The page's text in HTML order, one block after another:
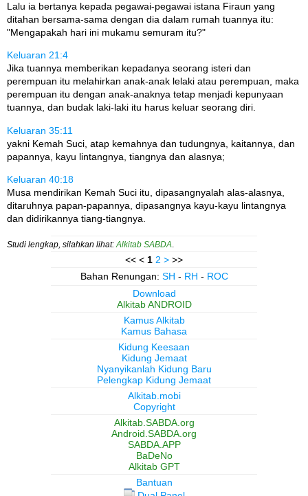
Lalu ia bertanya kepada pegawai-pegawai istana Firaun yang
ditahan bersama-sama dengan dia dalam rumah tuannya itu:
"Mengapakah hari ini mukamu semuram itu?"
Keluaran 21:4
Jika tuannya memberikan kepadanya seorang isteri dan
perempuan itu melahirkan anak-anak lelaki atau perempuan, maka
perempuan itu dengan anak-anaknya tetap menjadi kepunyaan
tuannya, dan budak laki-laki itu harus keluar seorang diri.
Keluaran 35:11
yakni Kemah Suci, atap kemahnya dan tudungnya, kaitannya, dan
papannya, kayu lintangnya, tiangnya dan alasnya;
Keluaran 40:18
Musa mendirikan Kemah Suci itu, dipasangnyalah alas-alasnya,
ditaruhnya papan-papannya, dipasangnya kayu-kayu lintangnya
dan didirikannya tiang-tiangnya.
Studi lengkap, silahkan lihat: Alkitab SABDA
<< < 1 2 > >>
Bahan Renungan: SH - RH - ROC
Download
Alkitab ANDROID
Kamus Alkitab
Kamus Bahasa
Kidung Keesaan
Kidung Jemaat
Nyanyikanlah Kidung Baru
Pelengkap Kidung Jemaat
Alkitab.mobi
Copyright
Alkitab.SABDA.org
Android.SABDA.org
SABDA.APP
BaDeNo
Alkitab GPT
Bantuan